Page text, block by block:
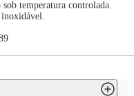
sob temperatura controlada.
inoxidável.